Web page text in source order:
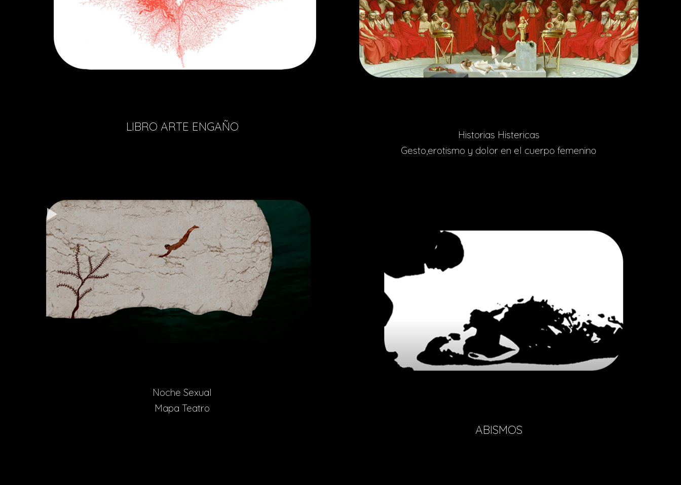
Historias Histericas
Gesto,erotismo y dolor en el cuerpo femenino
LIBRO ARTE ENGAÑO
ABISMOS
Noche Sexual
Mapa Teatro